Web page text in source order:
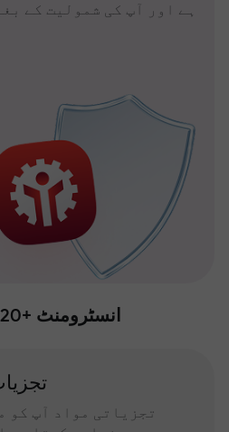
ہے اور آپ کی شمولیت کے
120+ انسٹرومنٹ
تجزیاتی مواد آپ کو